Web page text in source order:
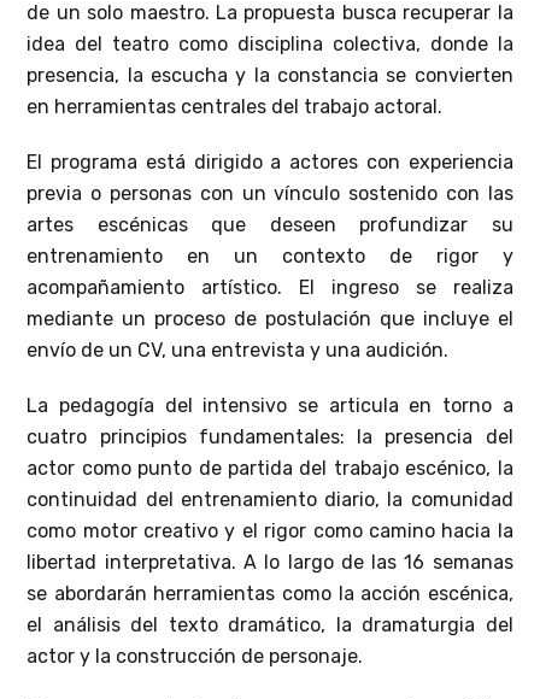
de un solo maestro. La propuesta busca recuperar la
idea del teatro como disciplina colectiva, donde la
presencia, la escucha y la constancia se convierten
en herramientas centrales del trabajo actoral.
El programa está dirigido a actores con experiencia
previa o personas con un vínculo sostenido con las
artes escénicas que deseen profundizar su
entrenamiento en un contexto de rigor y
acompañamiento artístico. El ingreso se realiza
mediante un proceso de postulación que incluye el
envío de un CV, una entrevista y una audición.
La pedagogía del intensivo se articula en torno a
cuatro principios fundamentales: la presencia del
actor como punto de partida del trabajo escénico, la
continuidad del entrenamiento diario, la comunidad
como motor creativo y el rigor como camino hacia la
libertad interpretativa. A lo largo de las 16 semanas
se abordarán herramientas como la acción escénica,
el análisis del texto dramático, la dramaturgia del
actor y la construcción de personaje.